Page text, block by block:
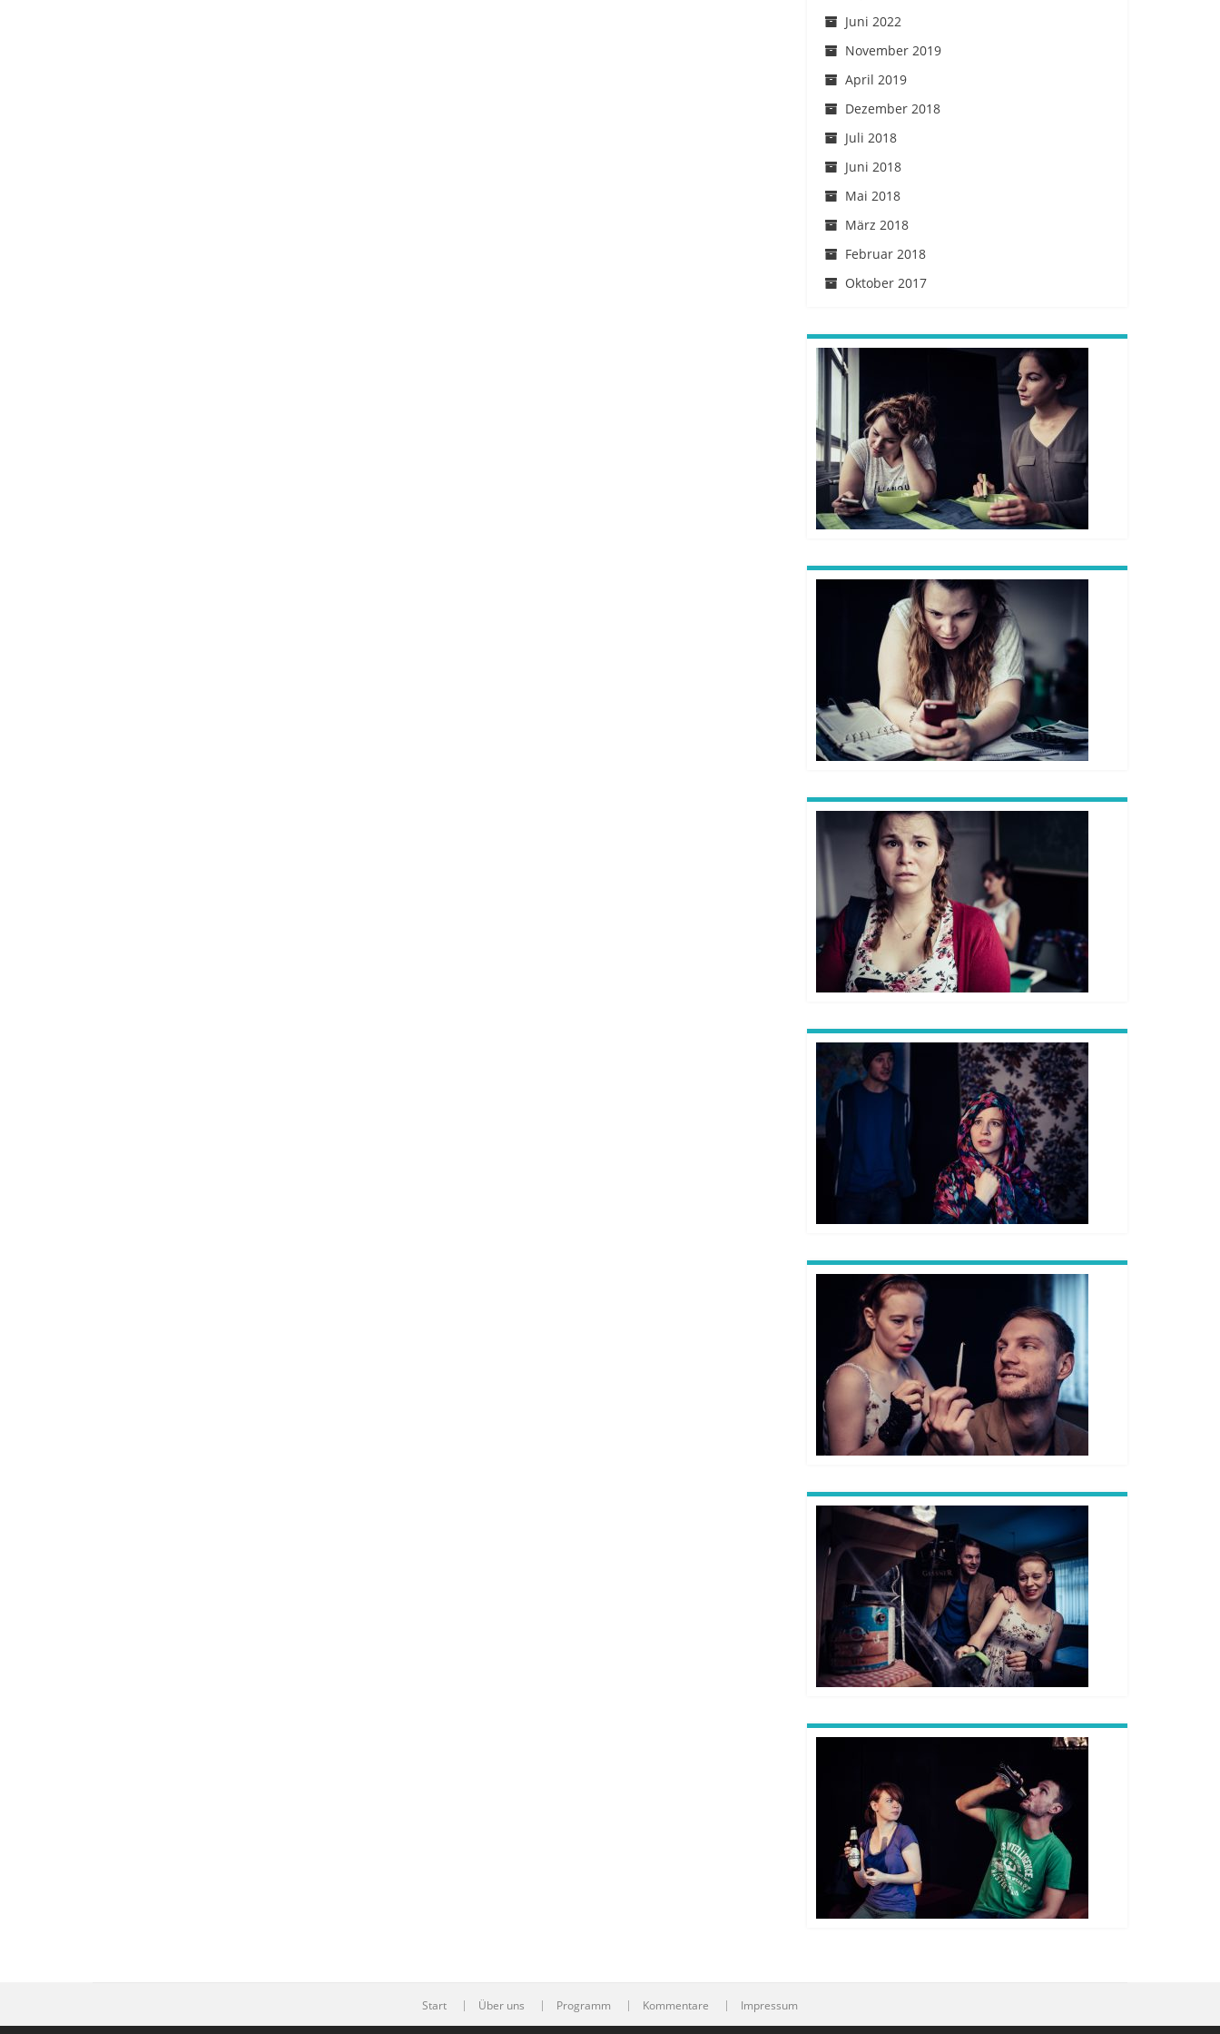
Juni 2022
November 2019
April 2019
Dezember 2018
Juli 2018
Juni 2018
Mai 2018
März 2018
Februar 2018
Oktober 2017
Start Über uns Programm Kommentare Impressum